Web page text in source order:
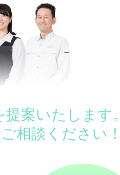
案いたします。
相談ください！